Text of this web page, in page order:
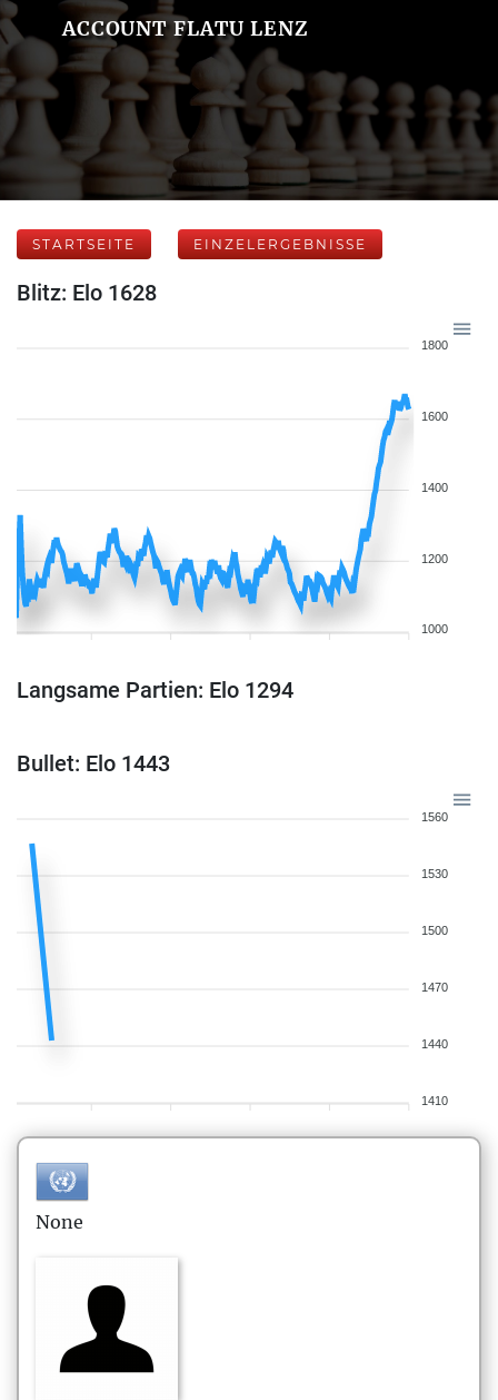
ACCOUNT FLATU LENZ
STARTSEITE EINZELERGEBNISSE
Blitz: Elo 1628
1800
1600
1400
1200
1000
Langsame Partien: Elo 1294
Bullet: Elo 1443
1560
1530
1500
1470
1440
1410
None